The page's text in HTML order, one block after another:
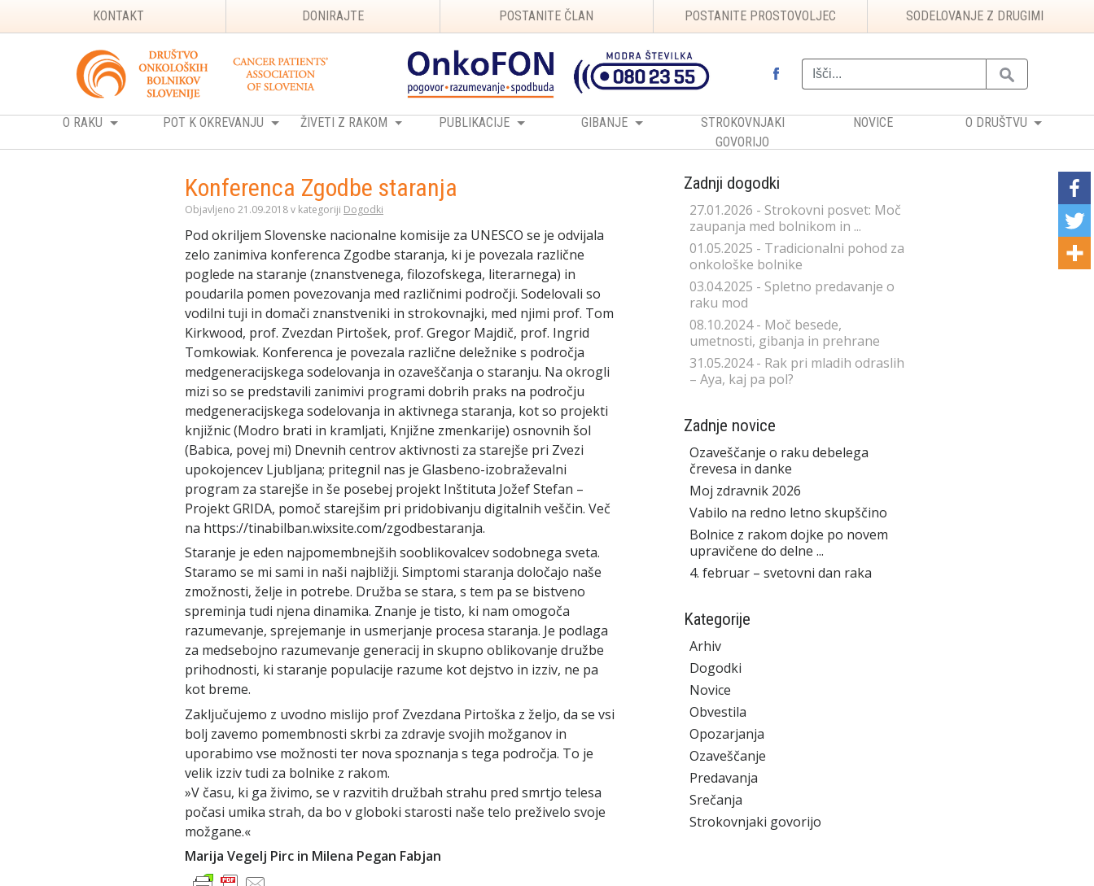
KONTAKT DONIRAJTE POSTANITE ČLAN POSTANITE PROSTOVOLJEC SODELOVANJE Z DRUGIMI
O RAKU POT K OKREVANJU ŽIVETI Z RAKOM PUBLIKACIJE GIBANJE
STROKOVNJAKI
GOVORIJO
NOVICE O DRUŠTVU
Konferenca Zgodbe staranja
Objavljeno 21.09.2018 v kategoriji Dogodki
Pod okriljem Slovenske nacionalne komisije za UNESCO se je odvijala
zelo zanimiva konferenca Zgodbe staranja, ki je povezala različne
poglede na staranje (znanstvenega, filozofskega, literarnega) in
poudarila pomen povezovanja med različnimi področji. Sodelovali so
vodilni tuji in domači znanstveniki in strokovnajki, med njimi prof. Tom
Kirkwood, prof. Zvezdan Pirtošek, prof. Gregor Majdič, prof. Ingrid
Tomkowiak. Konferenca je povezala različne deležnike s področja
medgeneracijskega sodelovanja in ozaveščanja o staranju. Na okrogli
mizi so se predstavili zanimivi programi dobrih praks na področju
medgeneracijskega sodelovanja in aktivnega staranja, kot so projekti
knjižnic (Modro brati in kramljati, Knjižne zmenkarije) osnovnih šol
(Babica, povej mi) Dnevnih centrov aktivnosti za starejše pri Zvezi
upokojencev Ljubljana; pritegnil nas je Glasbeno-izobraževalni
program za starejše in še posebej projekt Inštituta Jožef Stefan –
Projekt GRIDA, pomoč starejšim pri pridobivanju digitalnih veščin. Več
na https://tinabilban.wixsite.com/zgodbestaranja.
Staranje je eden najpomembnejših sooblikovalcev sodobnega sveta.
Staramo se mi sami in naši najbližji. Simptomi staranja določajo naše
zmožnosti, želje in potrebe. Družba se stara, s tem pa se bistveno
spreminja tudi njena dinamika. Znanje je tisto, ki nam omogoča
razumevanje, sprejemanje in usmerjanje procesa staranja. Je podlaga
za medsebojno razumevanje generacij in skupno oblikovanje družbe
prihodnosti, ki staranje populacije razume kot dejstvo in izziv, ne pa
kot breme.
Zaključujemo z uvodno mislijo prof Zvezdana Pirtoška z željo, da se vsi
bolj zavemo pomembnosti skrbi za zdravje svojih možganov in
uporabimo vse možnosti ter nova spoznanja s tega področja. To je
velik izziv tudi za bolnike z rakom.
»V času, ki ga živimo, se v razvitih družbah strahu pred smrtjo telesa
počasi umika strah, da bo v globoki starosti naše telo preživelo svoje
možgane.«
Marija Vegelj Pirc in Milena Pegan Fabjan
Zadnji dogodki
27.01.2026 - Strokovni posvet: Moč
zaupanja med bolnikom in ...
01.05.2025 - Tradicionalni pohod za
onkološke bolnike
03.04.2025 - Spletno predavanje o
raku mod
08.10.2024 - Moč besede,
umetnosti, gibanja in prehrane
31.05.2024 - Rak pri mladih odraslih
– Aya, kaj pa pol?
Zadnje novice
Ozaveščanje o raku debelega
črevesa in danke
Moj zdravnik 2026
Vabilo na redno letno skupščino
Bolnice z rakom dojke po novem
upravičene do delne ...
4. februar – svetovni dan raka
Kategorije
Arhiv
Dogodki
Novice
Obvestila
Opozarjanja
Ozaveščanje
Predavanja
Srečanja
Strokovnjaki govorijo